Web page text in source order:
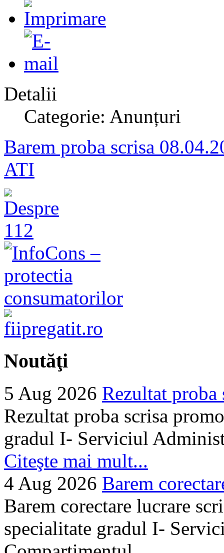
Detalii
Categorie: Anunțuri
Barem proba scrisa
ATI
Noutăţi
5 Aug 2026 Rezultat proba
Rezultat proba scrisa
gradul I- Serviciul
Citeşte mai mult...
4 Aug 2026 Barem
Barem corectare lucrare
specialitate gradul I-